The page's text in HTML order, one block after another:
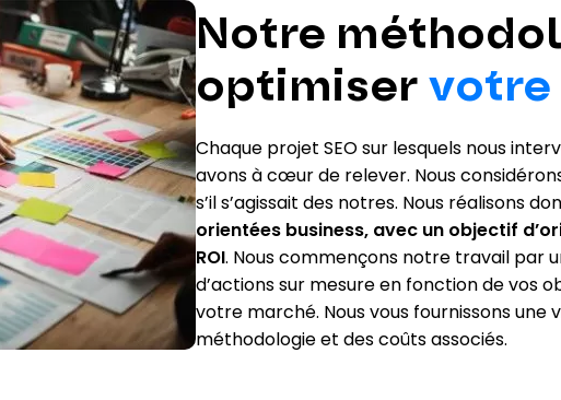
Notre
optimiservotre
Chaque projet SEO sur lesquels nous
avons à cœur de relever. Nous
s’il s’agissait des notres. Nous réalisons
orientées business, avec un objectif
ROI. Nous commençons notre travail par
d’actions sur mesure en fonction de vos
votre marché. Nous vous fournissons
méthodologie et des coûts associés.